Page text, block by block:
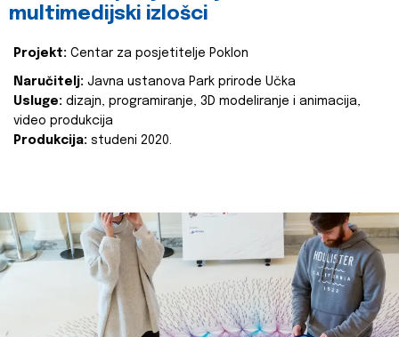
multimedijski izlošci
Projekt: Centar za posjetitelje Poklon
Naručitelj: Javna ustanova Park prirode Učka
Usluge: dizajn, programiranje, 3D modeliranje i animacija,
video produkcija
Produkcija: studeni 2020.